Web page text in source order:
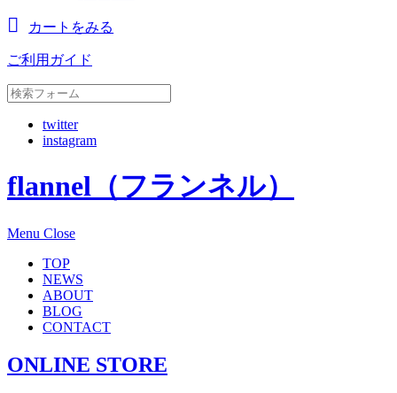
カートをみる
ご利用ガイド
twitter
instagram
flannel（フランネル）
Menu Close
TOP
NEWS
ABOUT
BLOG
CONTACT
ONLINE STORE